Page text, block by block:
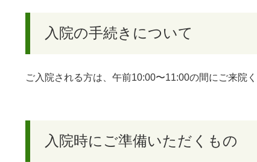
入院の手続きについて
ご入院される方は、午前10:00〜11:00の間にご来院
入院時にご準備いただくもの